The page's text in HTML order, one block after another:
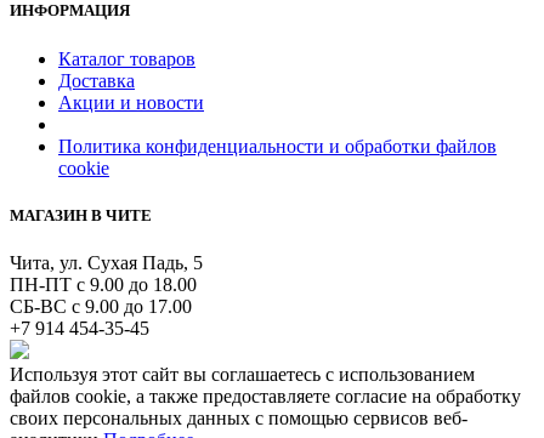
ИНФОРМАЦИЯ
Каталог товаров
Доставка
Акции и новости
Политика конфиденциальности и обработки файлов
cookie
МАГАЗИН В ЧИТЕ
Чита, ул. Сухая Падь, 5
ПН-ПТ с 9.00 до 18.00
СБ-ВС с 9.00 до 17.00
+7 914 454-35-45
Используя этот сайт вы соглашаетесь с использованием
файлов cookie, а также предоставляете согласие на обработку
своих персональных данных с помощью сервисов веб-